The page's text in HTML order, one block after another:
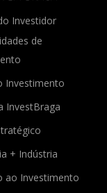
Investidor
de
Investimento
InvestBraga
+ Indústria
ao Investimento